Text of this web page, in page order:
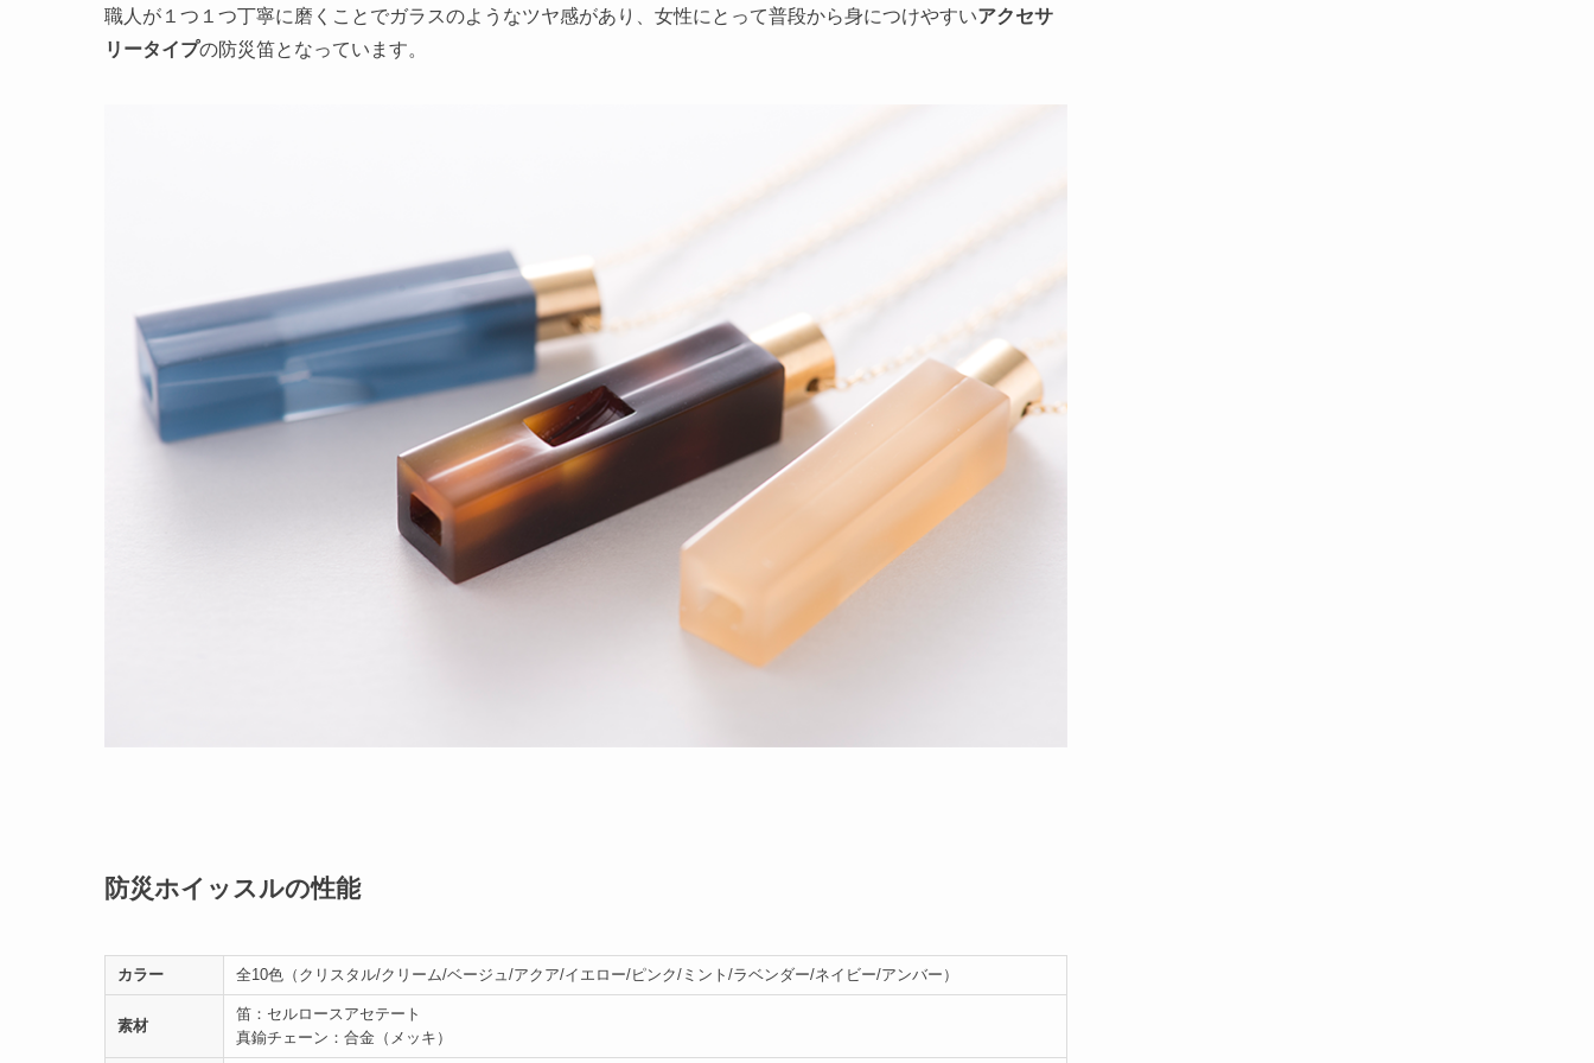
職人が１つ１つ丁寧に磨くことでガラスのようなツヤ感があり、女性にとって普段から身につけやすいアクセサ
リータイプの防災笛となっています。
防災ホイッスルの性能
カラー 全10色（クリスタル/クリーム/ベージュ/アクア/イエロー/ピンク/ミント/ラベンダー/ネイビー/アンバー）
素材
笛：セルロースアセテート
真鍮チェーン：合金（メッキ）